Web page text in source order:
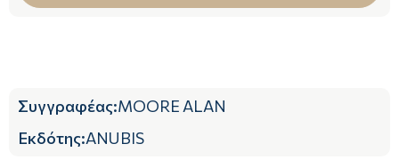
Συγγραφέας:MOORE ALAN
Εκδότης:ANUBIS